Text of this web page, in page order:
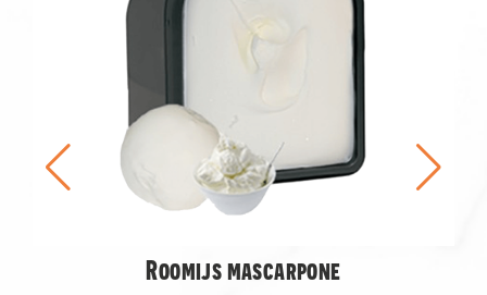
Roomijs mascarpone